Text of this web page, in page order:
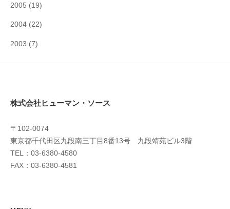
2005 (19)
2004 (22)
2003 (7)
株式会社ヒューマン・ソース
〒102-0074
東京都千代田区九段南三丁目8番13号 九段靖苑ビル3階
TEL：03-6380-4580
FAX：03-6380-4581